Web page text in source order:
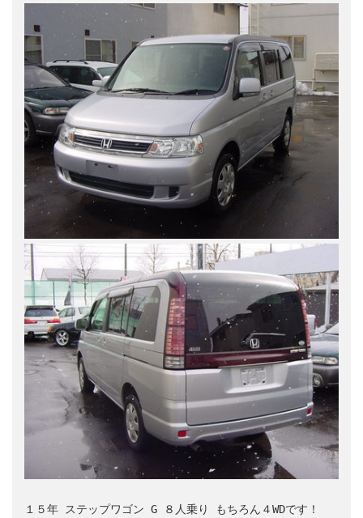
１５年 ステップワゴン G ８人乗り もちろん４WDです！